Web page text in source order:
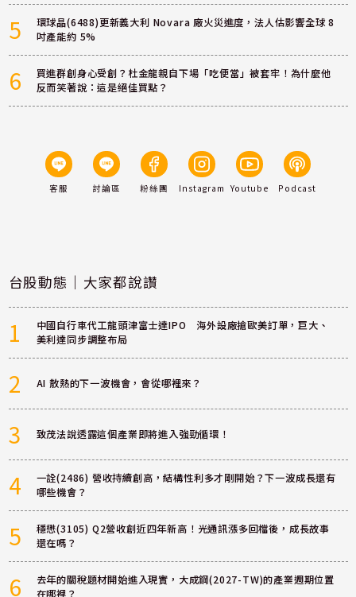
5
環球晶(6488)更新義大利 Novara 廠火災進度，法人估影響全球 8
吋產能約 5%
6
買進群創身心受創？杜金龍親自下場「吃便當」被套牢！為什麼他
反而笑著說：這是絕佳買點？
客服 討論區 粉絲團 Instagram Youtube Podcast
台股動態｜大家都說讚
1
中國自行車代工龍頭津富士達IPO 海外設廠搶歐美訂單，巨大、
美利達同步調整布局
2 AI 散熱的下一波機會，會從哪裡來？
3 致茂法說透露這個產業即將進入強勁循環！
4
一詮(2486) 營收持續創高，結構性利多才剛開始？下一波成長還有
哪些機會？
5
穩懋(3105) Q2營收創近四年新高！光通訊漲多回檔後，成長故事
還在嗎？
6
去年的關稅題材開始進入現實，大成鋼(2027-TW)的產業週期位置
在哪裡？